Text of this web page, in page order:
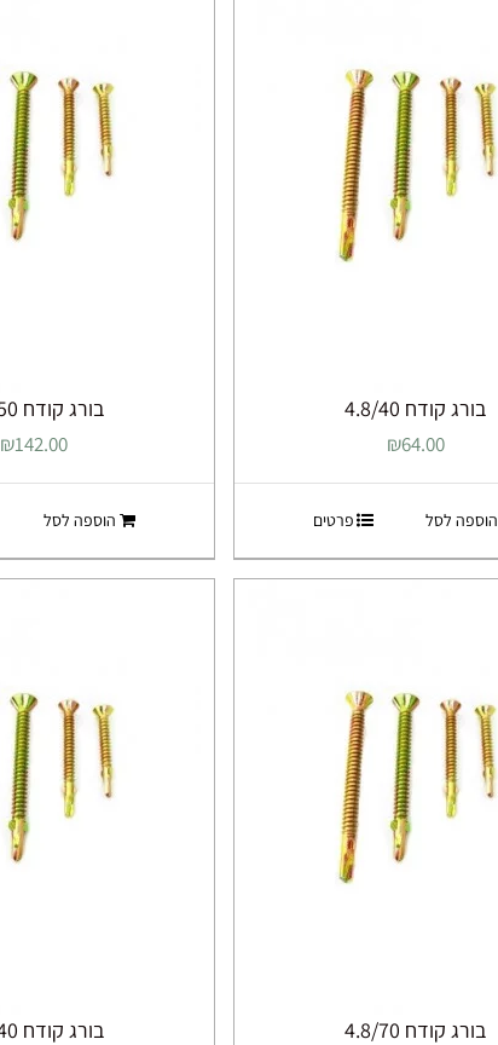
בורג קודח 4.8/40
₪64.00
הוספה לסל פרטים
בורג קודח 4.8/50
₪142.00
הוספה לסל
בורג קודח 4.8/70 בורג קודח 6.3/40